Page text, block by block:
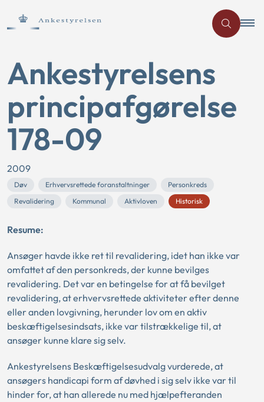
Ankestyrelsens
principafgørelse
178-09
2009
Døv Erhvervsrettede foranstaltninger
Personkreds
Revalidering
Kommunal Aktivloven Historisk
Resume:
Ansøger havde ikke ret til revalidering, idet han ikke var
omfattet af den personkreds, der kunne bevilges
revalidering. Det var en betingelse for at få bevilget
revalidering, at erhvervsrettede aktiviteter efter denne
eller anden lovgivning, herunder lov om en aktiv
beskæftigelsesindsats, ikke var tilstrækkelige til, at
ansøger kunne klare sig selv.
Ankestyrelsens Beskæftigelsesudvalg vurderede, at
ansøgers handicapi form af døvhed i sig selv ikke var til
hinder for, at han allerede nu med hjælpefteranden